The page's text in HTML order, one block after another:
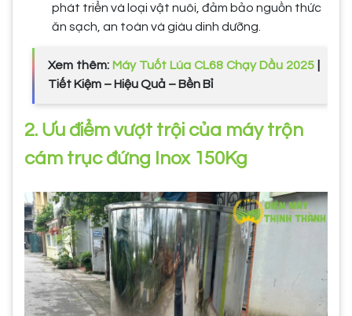
phát triển và loại vật nuôi, đảm bảo nguồn thức
ăn sạch, an toàn và giàu dinh dưỡng.
Xem thêm: Máy Tuốt Lúa CL68 Chạy Dầu 2025
Tiết Kiệm – Hiệu Quả – Bền Bỉ
2. Ưu điểm vượt trội của máy trộn
cám trục đứng Inox 150Kg